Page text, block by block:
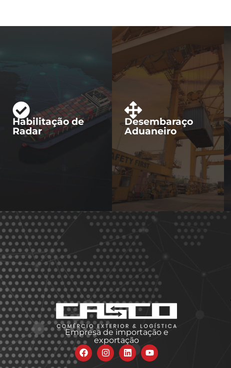
Habilitação de
Radar
Desembaraço
Aduaneiro
Empresa de importação e
exportação